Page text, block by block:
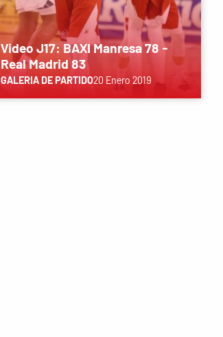
Video J17: BAXI Manresa 78 -
Real Madrid 83
GALERIA DE PARTIDO20 Enero 2019